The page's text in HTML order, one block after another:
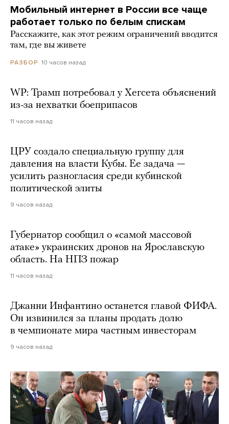
Мобильный интернет в России все чаще
работает только по белым спискам
Расскажите, как этот режим ограничений вводится
там, где вы живете
РАЗБОР 10 часов назад
WP: Трамп потребовал у Хегсета объяснений
из-за нехватки боеприпасов
11 часов назад
ЦРУ создало специальную группу для
давления на власти Кубы. Ее задача —
усилить разногласия среди кубинской
политической элиты
9 часов назад
Губернатор сообщил о «самой массовой
атаке» украинских дронов на Ярославскую
область. На НПЗ пожар
11 часов назад
Джанни Инфантино останется главой ФИФА.
Он извинился за планы продать долю
в чемпионате мира частным инвесторам
9 часов назад